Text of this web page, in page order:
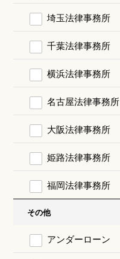
埼玉法律事務所
千葉法律事務所
横浜法律事務所
名古屋法律事務所
大阪法律事務所
姫路法律事務所
福岡法律事務所
その他
アンダーローン